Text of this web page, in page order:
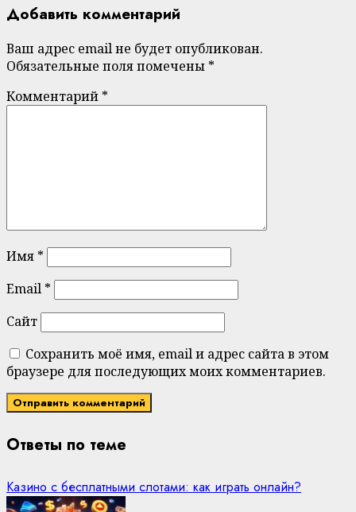
Добавить комментарий
Ваш адрес email не будет опубликован.
Обязательные поля помечены *
Комментарий *
Имя *
Email *
Сайт
Сохранить моё имя, email и адрес сайта в этом
браузере для последующих моих комментариев.
Ответы по теме
Казино с бесплатными слотами: как играть онлайн?